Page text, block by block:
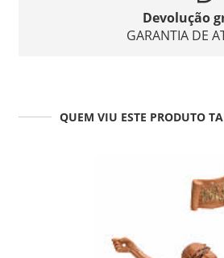
Devolução
GARANTIA DE
QUEM VIU ESTE PRODUTO